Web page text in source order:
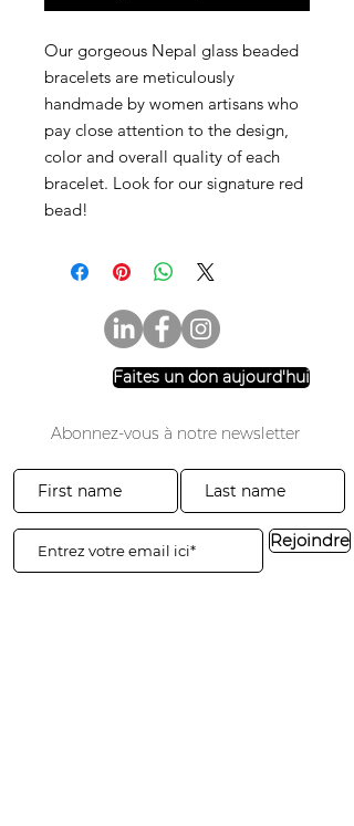
Our gorgeous Nepal glass beaded
bracelets are meticulously
handmade by women artisans who
pay close attention to the design,
color and overall quality of each
bracelet. Look for our signature red
bead!
Faites un don aujourd'hui
Abonnez-vous à notre newsletter
Rejoindre